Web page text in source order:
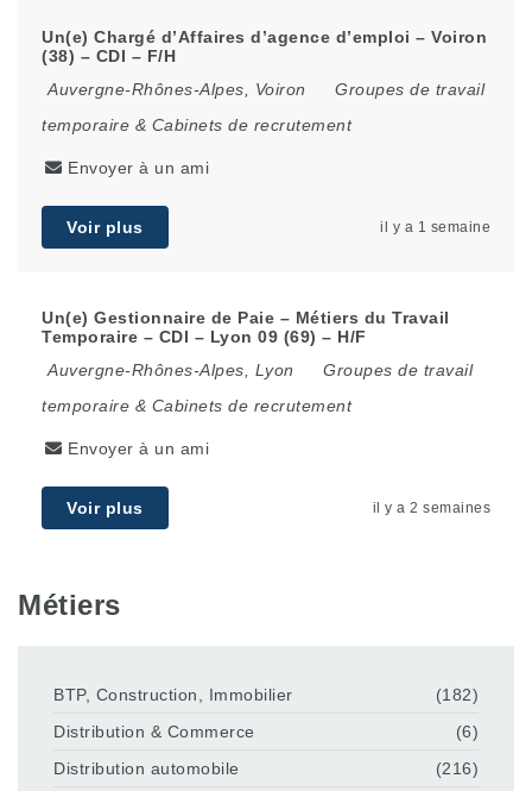
Un(e) Chargé d’Affaires d’agence d’emploi – Voiron
(38) – CDI – F/H
Auvergne-Rhônes-Alpes
Voiron
Groupes de travail
temporaire & Cabinets de recrutement
Envoyer à un ami
Voir plus il y a 1 semaine
Un(e) Gestionnaire de Paie – Métiers du Travail
Temporaire – CDI – Lyon 09 (69) – H/F
Auvergne-Rhônes-Alpes
Lyon
Groupes de travail
temporaire & Cabinets de recrutement
Envoyer à un ami
Voir plus il y a 2 semaines
Métiers
BTP, Construction, Immobilier
(182)
Distribution & Commerce
(6)
Distribution automobile
(216)